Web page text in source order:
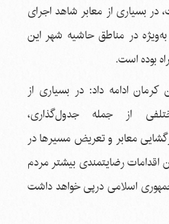
در بسیاری از معابر شاهد اجرای
در مناطق حاشیه شهر این
بوده است.
ادامه داد: در بسیاری از
از جمله جدول‌گذاری،
معابر و تعریض مسیرها در
رضایتمندی بیشتر مردم
اسلامی درپی خواهد داشت